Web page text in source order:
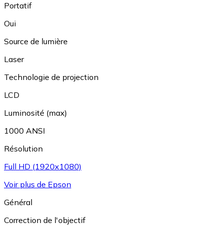
Portatif
Oui
Source de lumière
Laser
Technologie de projection
LCD
Luminosité (max)
1000 ANSI
Résolution
Full HD (1920x1080)
Voir plus de Epson
Général
Correction de l'objectif